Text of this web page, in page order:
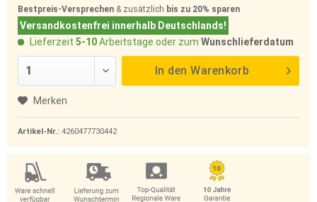
Bestpreis-Versprechen & zusätzlich bis zu 20% sparen
Versandkostenfrei innerhalb Deutschlands!
Lieferzeit 5-10Arbeitstage oder zum Wunschlieferdatum
In den Warenkorb
Merken
Artikel-Nr.: 4260477730442